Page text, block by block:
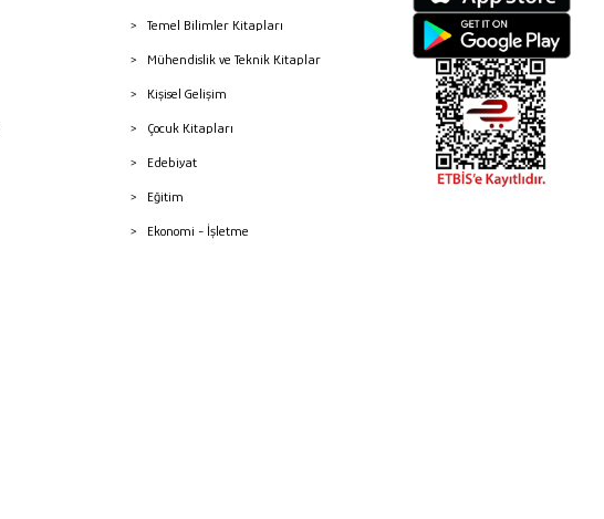
Temel Bilimler Kitapları
Mühendislik ve Teknik Kitaplar
Kişisel Gelişim
Çocuk Kitapları
Edebiyat
Eğitim
Ekonomi - İşletme